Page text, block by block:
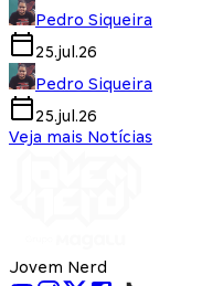
Pedro Siqueira
25.jul.26
Pedro Siqueira
25.jul.26
Veja mais Notícias
Jovem Nerd